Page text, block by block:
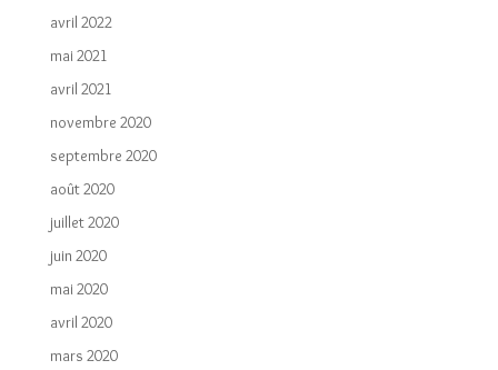
avril 2022
mai 2021
avril 2021
novembre 2020
septembre 2020
août 2020
juillet 2020
juin 2020
mai 2020
avril 2020
mars 2020